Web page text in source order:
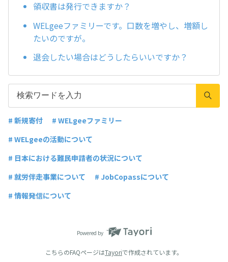
領収書は発行できますか？
WELgeeファミリーです。口数を増やし、増額し
たいのですが。
退会したい場合はどうしたらいいですか？
# 新規寄付
# WELgeeファミリー
# WELgeeの活動について
# 日本における難民申請者の状況について
# 就労伴走事業について
# JobCopassについて
# 情報発信について
Powered by
こちらのFAQページはTayoriで作成されています。